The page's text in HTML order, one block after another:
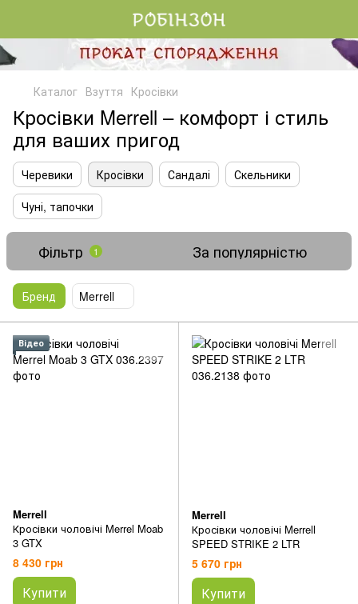
Каталог Взуття Кросівки
Кросівки Merrell – комфорт і стиль
для ваших пригод
Черевики Кросівки Сандалі
Скельники
Чуні, тапочки
Фільтр 1 За популярністю
Бренд Merrell
Відео
Merrell
Кросівки чоловічі Merrel Moab
3 GTX
8 430 грн
Купити
Merrell
Кросівки чоловічі Merrell
SPEED STRIKE 2 LTR
5 670 грн
Купити